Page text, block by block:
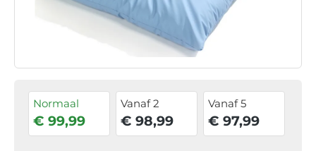
Normaal
€ 99,99
Vanaf 2
€ 98,99
Vanaf 5
€ 97,99